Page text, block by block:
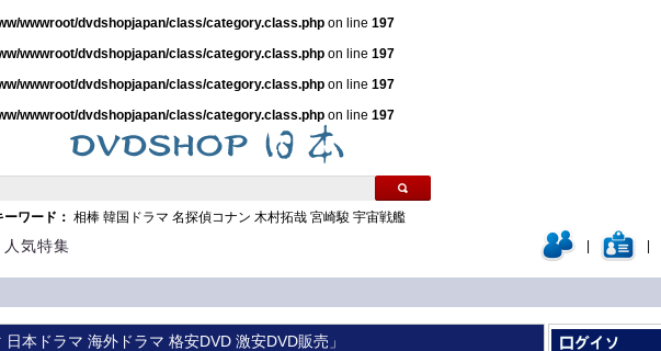
wwwroot/dvdshopjapan/class/category.class.php on line 197
wwwroot/dvdshopjapan/class/category.class.php on line 197
wwwroot/dvdshopjapan/class/category.class.php on line 197
wwwroot/dvdshopjapan/class/category.class.php on line 197
ーワード： 相棒 韓国ドラマ 名探偵コナン 木村拓哉 宮崎駿 宇宙戦艦
人気特集
日本ドラマ 海外ドラマ 格安DVD 激安DVD販売」